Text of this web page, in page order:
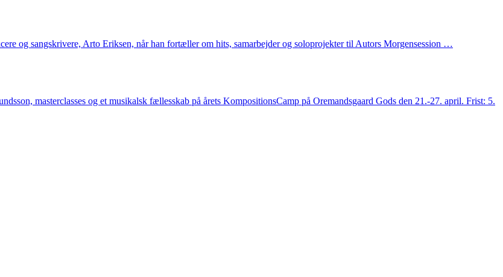
og sangskrivere, Arto Eriksen, når han fortæller om hits, samarbejder og soloprojekter til Autors Morgensession …
masterclasses og et musikalsk fællesskab på årets KompositionsCamp på Oremandsgaard Gods den 21.-27. april. Frist: 5.